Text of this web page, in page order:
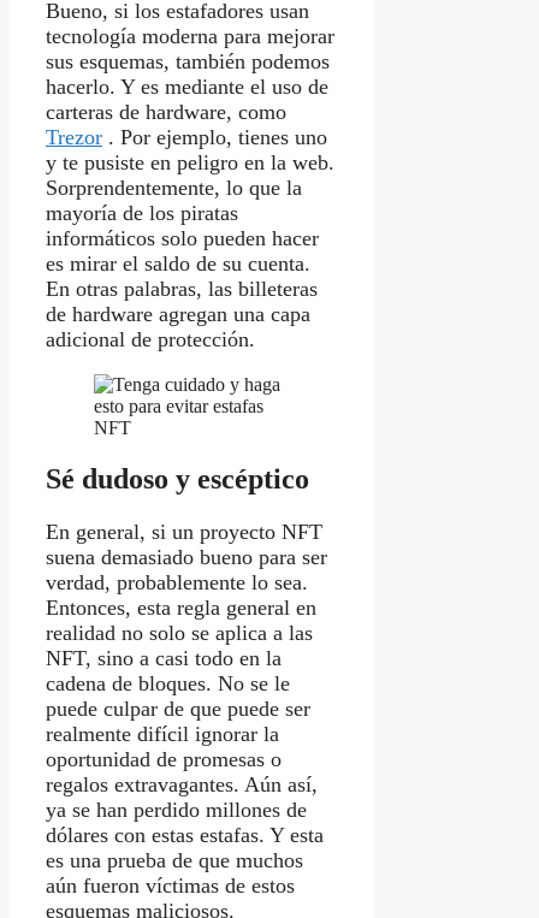
Bueno, si los estafadores usan
tecnología moderna para mejorar
sus esquemas, también podemos
hacerlo. Y es mediante el uso de
carteras de hardware, como
Trezor . Por ejemplo, tienes uno
y te pusiste en peligro en la web.
Sorprendentemente, lo que la
mayoría de los piratas
informáticos solo pueden hacer
es mirar el saldo de su cuenta.
En otras palabras, las billeteras
de hardware agregan una capa
adicional de protección.
Sé dudoso y escéptico
En general, si un proyecto NFT
suena demasiado bueno para ser
verdad, probablemente lo sea.
Entonces, esta regla general en
realidad no solo se aplica a las
NFT, sino a casi todo en la
cadena de bloques. No se le
puede culpar de que puede ser
realmente difícil ignorar la
oportunidad de promesas o
regalos extravagantes. Aún así,
ya se han perdido millones de
dólares con estas estafas. Y esta
es una prueba de que muchos
aún fueron víctimas de estos
esquemas maliciosos.